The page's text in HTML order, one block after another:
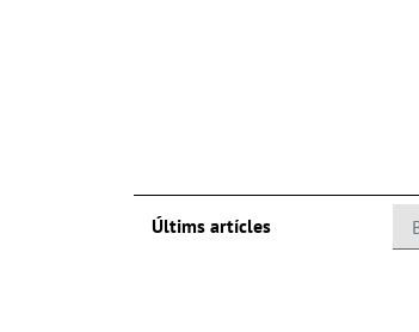
Últims artícles